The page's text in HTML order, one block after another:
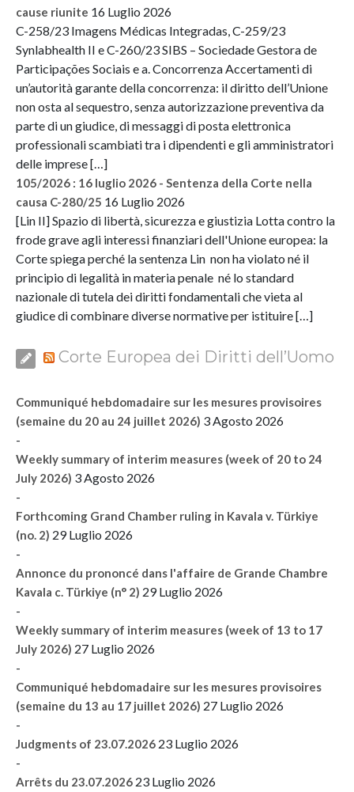
cause riunite 16 Luglio 2026
C-258/23 Imagens Médicas Integradas, C-259/23
Synlabhealth II e C-260/23 SIBS – Sociedade Gestora de
Participações Sociais e a. Concorrenza Accertamenti di
un’autorità garante della concorrenza: il diritto dell’Unione
non osta al sequestro, senza autorizzazione preventiva da
parte di un giudice, di messaggi di posta elettronica
professionali scambiati tra i dipendenti e gli amministratori
delle imprese […]
105/2026 : 16 luglio 2026 - Sentenza della Corte nella
causa C-280/25 16 Luglio 2026
[Lin II] Spazio di libertà, sicurezza e giustizia Lotta contro la
frode grave agli interessi finanziari dell'Unione europea: la
Corte spiega perché la sentenza Lin non ha violato né il
principio di legalità in materia penale né lo standard
nazionale di tutela dei diritti fondamentali che vieta al
giudice di combinare diverse normative per istituire […]
Corte Europea dei Diritti dell’Uomo
Communiqué hebdomadaire sur les mesures provisoires
(semaine du 20 au 24 juillet 2026) 3 Agosto 2026
-
Weekly summary of interim measures (week of 20 to 24
July 2026) 3 Agosto 2026
-
Forthcoming Grand Chamber ruling in Kavala v. Türkiye
(no. 2) 29 Luglio 2026
-
Annonce du prononcé dans l'affaire de Grande Chambre
Kavala c. Türkiye (n° 2) 29 Luglio 2026
-
Weekly summary of interim measures (week of 13 to 17
July 2026) 27 Luglio 2026
-
Communiqué hebdomadaire sur les mesures provisoires
(semaine du 13 au 17 juillet 2026) 27 Luglio 2026
-
Judgments of 23.07.2026 23 Luglio 2026
-
Arrêts du 23.07.2026 23 Luglio 2026